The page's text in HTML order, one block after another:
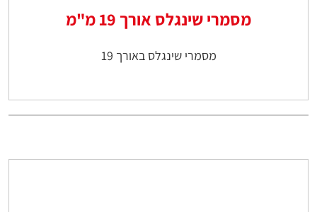
מסמרי שינגלס אורך 19 מ"מ
מסמרי שינגלס באורך 19